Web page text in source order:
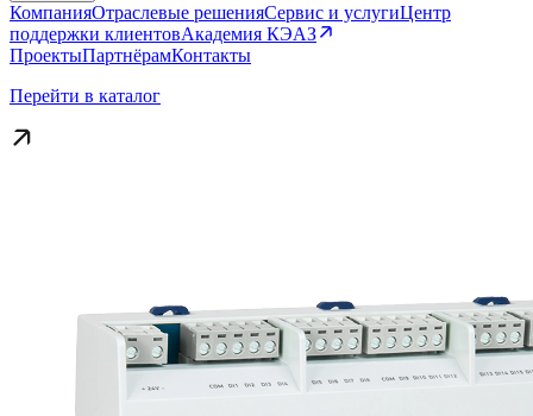
КомпанияОтраслевые решенияСервис и услугиЦентр
поддержки клиентовАкадемия КЭАЗ
ПроектыПартнёрамКонтакты
Перейти в каталог